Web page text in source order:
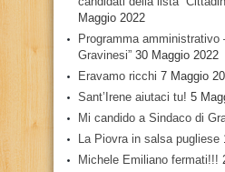
Maggio 2022
Programma amministrativo
Gravinesi” 30 Maggio 2022
Eravamo ricchi 7 Maggio
Sant’Irene aiutaci tu! 5
Mi candido a Sindaco di
La Piovra in salsa pugliese
Michele Emiliano fermati!!!